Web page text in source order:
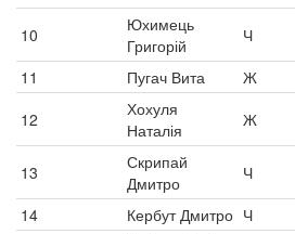
10
Юхимець
Григорій
Ч
11
Пугач Вита Ж
12
Хохуля
Наталія
Ж
13
Скрипай
Дмитро
Ч
14
Кербут Дмитро Ч